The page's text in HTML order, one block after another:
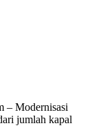
– Modernisasi
jumlah kapal